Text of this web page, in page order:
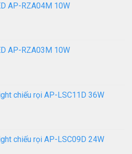
AP-RZA04M 10W
AP-RZA03M 10W
chiếu rọi AP-LSC11D 36W
chiếu rọi AP-LSC09D 24W